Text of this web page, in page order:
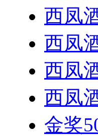
西凤
西凤
西凤
西凤
金奖